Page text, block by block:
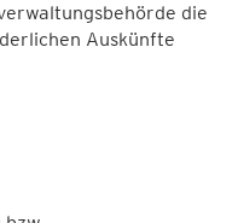
die
Auskünfte